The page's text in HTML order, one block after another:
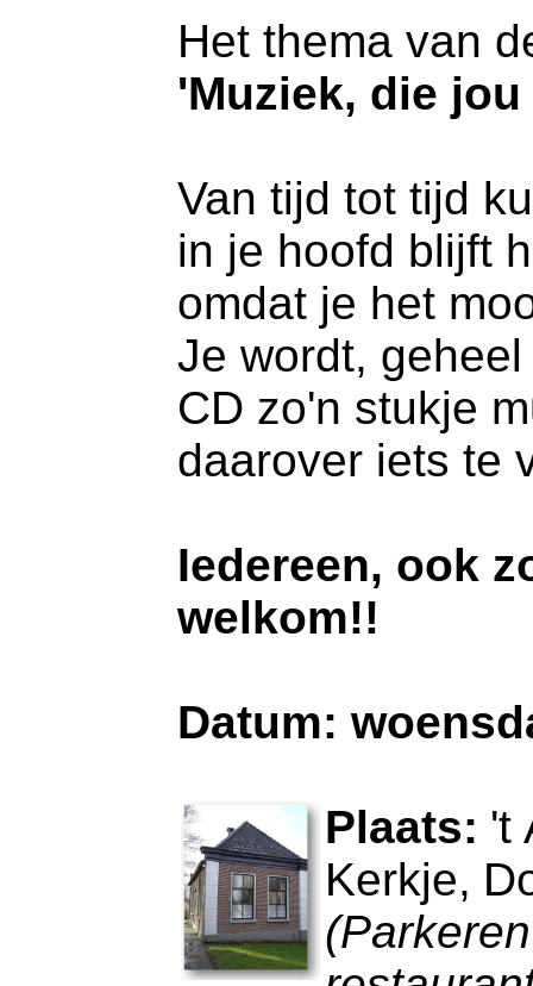
Het thema van
'Muziek, die
Van tijd tot tijd
in je hoofd blijft
omdat je het
Je wordt,
CD zo'n stukje
daarover iets te
Iedereen, ook
welkom!!
Datum:
Plaats: 't
Kerkje,
(Parkeren